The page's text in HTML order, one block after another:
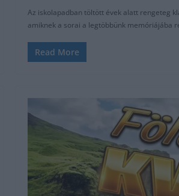
Az iskolapadban töltött évek alatt rengeteg
amiknek a sorai a legtöbbünk memóriájába
Read More